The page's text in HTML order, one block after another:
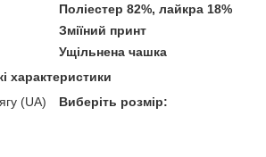
Поліестер 82%, лайкра 18%
Зміїний принт
Ущільнена чашка
характеристики
(UA)
Виберіть розмір: